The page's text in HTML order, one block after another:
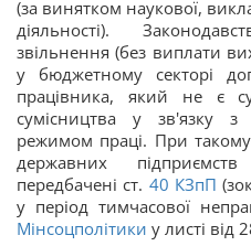
(за винятком наукової,
діяльності).
звільнення (без виплати
у бюджетному секторі
працівника, який не є
сумісництва у зв'язку
режимом праці. При такому
державних
передбачені ст. 40 КЗпП
у період тимчасової
Мінсоцполітики у листі від